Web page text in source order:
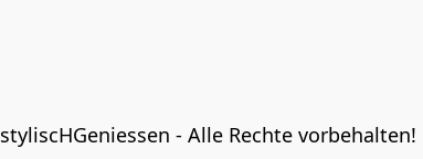
styliscHGeniessen - Alle Rechte vorbehalten!